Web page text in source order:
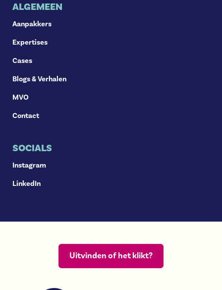
ALGEMEEN
Aanpakkers
Expertises
Cases
Blogs & Verhalen
MVO
Contact
SOCIALS
Instagram
LinkedIn
Uitvinden of het klikt?